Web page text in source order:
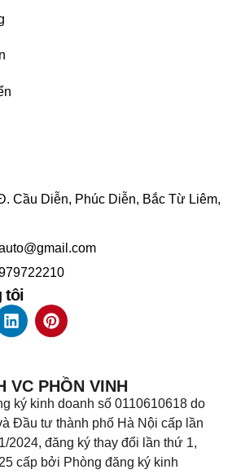
Cầu Diễn, Phúc Diễn, Bắc Từ Liêm,
tôi
VC PHỒN VINH
ký kinh doanh số 0110610618 do
Đầu tư thành phố Hà Nội cấp lần
2024, đăng ký thay đổi lần thứ 1,
cấp bởi Phòng đăng ký kinh